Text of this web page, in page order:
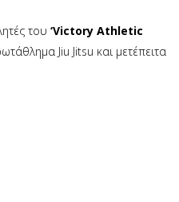
του ‘Victory Athletic
Jiu Jitsu και μετέπειτα